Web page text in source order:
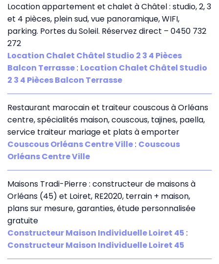
Location appartement et chalet à Châtel : studio, 2, 3
et 4 pièces, plein sud, vue panoramique, WIFI,
parking. Portes du Soleil. Réservez direct – 0450 732
272
Location Chalet Châtel Studio 2 3 4 Pièces
Balcon Terrasse: Location Chalet Châtel Studio
2 3 4 Pièces Balcon Terrasse
Restaurant marocain et traiteur couscous à Orléans
centre, spécialités maison, couscous, tajines, paella,
service traiteur mariage et plats à emporter
Couscous Orléans Centre Ville: Couscous
Orléans Centre Ville
Maisons Tradi-Pierre : constructeur de maisons à
Orléans (45) et Loiret, RE2020, terrain + maison,
plans sur mesure, garanties, étude personnalisée
gratuite
Constructeur Maison Individuelle Loiret 45 :
Constructeur Maison Individuelle Loiret 45